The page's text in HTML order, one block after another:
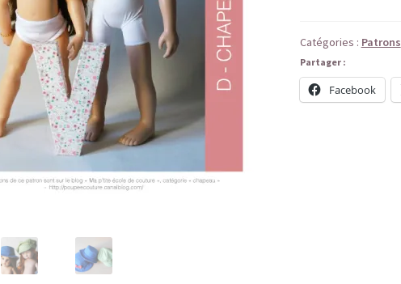
et
casquette
Catégories : Patrons
Partager :
Facebook